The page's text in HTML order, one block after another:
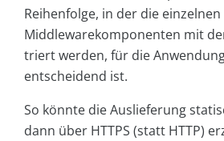
Reihenfolge, in der die einzelnen
Middlewarekomponenten mit
triert werden, für die
entscheidend ist.
So könnte die Auslieferung
dann über HTTPS (statt HTTP)